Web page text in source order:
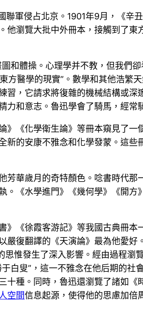
軍侵占北京。1901年9月，《辛
瀏覽大批中外冊本，接觸到了
和體操。心理學并不教，但我們
醫學的現實”。數學和其他浩繁
，它請求將復雜的機械結構或深
和意志。魯迅學會了騎馬，經常
》《化學衛生論》等冊本窺見了
新的安康不雅念和化學發蒙。這
華歲月的奇特顏色。唸書時代
《水學進門》《幾何學》《開
《徐霞客游記》等我國古典冊
復翻譯的《天演論》最為他愛
惟發生了深入影響。經由過程瀏
白叟”，這一不雅念在他后期的
種。同時，魯迅還瀏覽了諸如
空間信息起源，使得他的思慮加倍